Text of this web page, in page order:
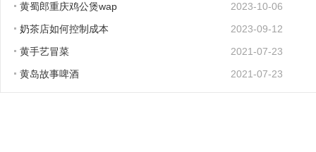
黄蜀郎重庆鸡公煲wap
2023-10-06
奶茶店如何控制成本
2023-09-12
黄手艺冒菜
2021-07-23
黄岛故事啤酒
2021-07-23